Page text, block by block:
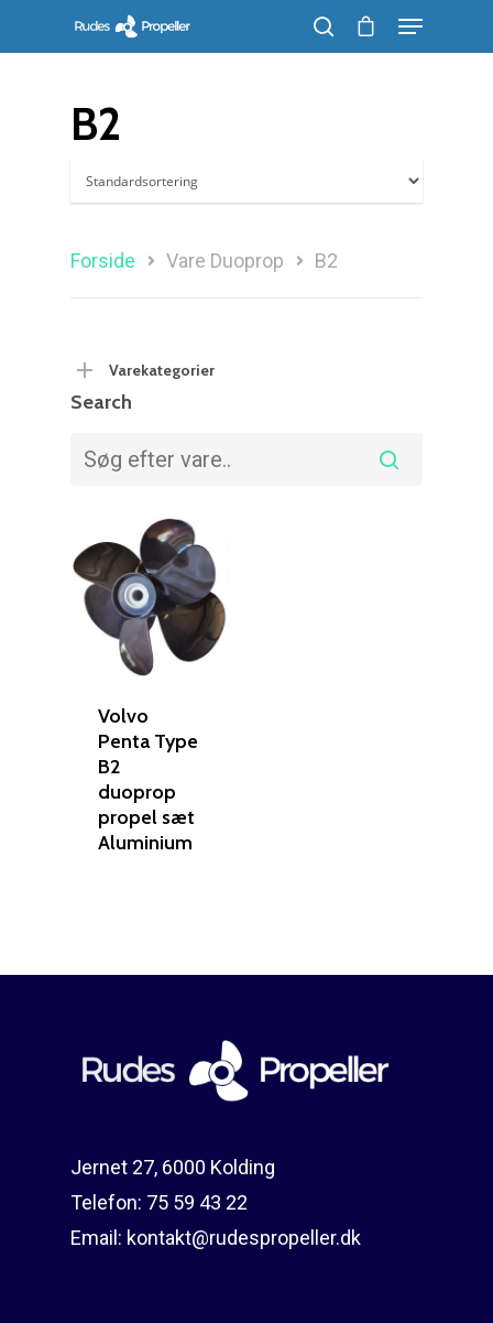
Søg efter et produkt, og tryk på enter
B2
Forside Vare Duoprop B2
Varekategorier
Search
Volvo
Penta Type
B2
duoprop
propel sæt
Aluminium
Jernet 27, 6000 Kolding
Telefon: 75 59 43 22
Email: kontakt@rudespropeller.dk
Om reparation
Guides